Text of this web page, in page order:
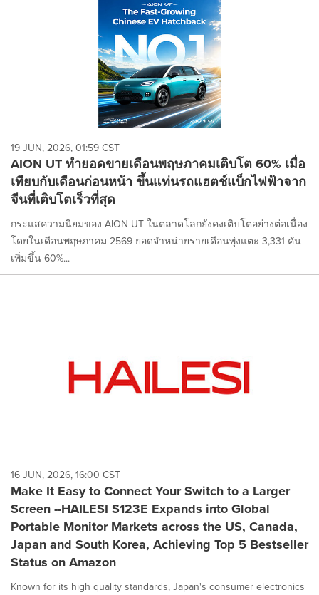
19 JUN, 2026, 01:59 CST
AION UT ทำยอดขายเดือนพฤษภาคมเติบโต 60% เมื่อ
เทียบกับเดือนก่อนหน้า ขึ้นแท่นรถแฮตช์แบ็กไฟฟ้าจาก
จีนที่เติบโตเร็วที่สุด
กระแสความนิยมของ AION UT ในตลาดโลกยังคงเติบโตอย่างต่อเนื่อง
โดยในเดือนพฤษภาคม 2569 ยอดจำหน่ายรายเดือนพุ่งแตะ 3,331 คัน
เพิ่มขึ้น 60%...
16 JUN, 2026, 16:00 CST
Make It Easy to Connect Your Switch to a Larger
Screen --HAILESI S123E Expands into Global
Portable Monitor Markets across the US, Canada,
Japan and South Korea, Achieving Top 5 Bestseller
Status on Amazon
Known for its high quality standards, Japan's consumer electronics